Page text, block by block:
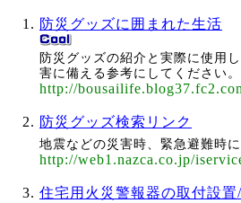
防災グッズに囲まれた生活
防災グッズの紹介と実際に使用
害に備える参考にしてください。
http://
防災グッズ検索リンク
地震などの災害時、緊急避難時
http://web1.nazca.co.jp/
住宅用火災警報器の取付設